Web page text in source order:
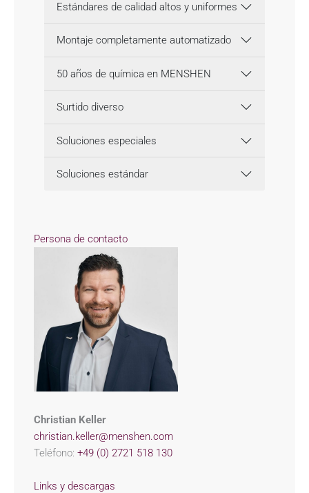
Estándares de calidad altos y uniformes
Montaje completamente automatizado
50 años de química en MENSHEN
Surtido diverso
Soluciones especiales
Soluciones estándar
Persona de contacto
Christian Keller
christian.keller@menshen.com
Teléfono:+49 (0) 2721 518 130
Links y descargas